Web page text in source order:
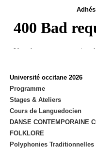
Université occitane 2026
Programme
Stages & Ateliers
Cours de Languedocien
DANSE CONTEMPORAINE
FOLKLORE
Polyphonies